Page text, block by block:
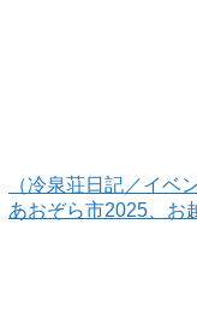
（冷泉荘日記／イベ
あおぞら市2025、お